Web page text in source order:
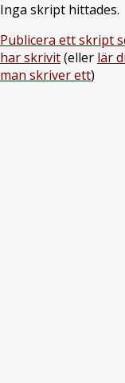
Inga skript hittades.
Publicera ett skript
har skrivit(eller lär
man skriver ett)